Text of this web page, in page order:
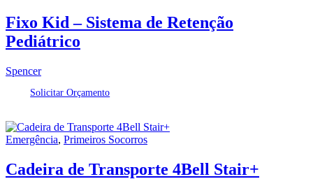
Fixo Kid – Sistema de Retenção
Pediátrico
Spencer
Solicitar Orçamento
Emergência, Primeiros Socorros
Cadeira de Transporte 4Bell Stair+